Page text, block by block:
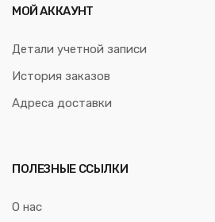
МОЙ АККАУНТ
Детали учетной записи
История заказов
Адреса доставки
ПОЛЕЗНЫЕ ССЫЛКИ
О нас